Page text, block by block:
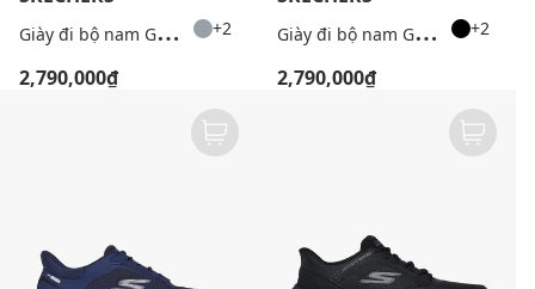
G
iày đi bộ nam GoWalk 8 +2
2,790,000₫
G
iày đi bộ nam GoWalk 8 +2
2,790,000₫